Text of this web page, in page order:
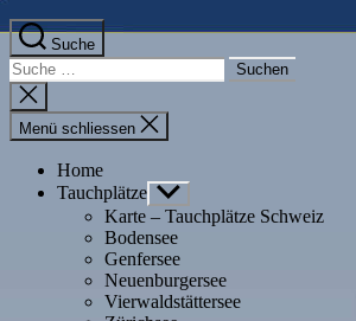
Suche
Suche
nach:
Suche
schliessen
Menü schliessen
Home
Tauchplätze Untermenü
anzeigen
Karte – Tauchplätze Schweiz
Bodensee
Genfersee
Neuenburgersee
Vierwaldstättersee